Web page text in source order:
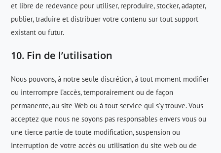
et libre de redevance pour utiliser, reproduire, stocker, adapter,
publier, traduire et distribuer votre contenu sur tout support
existant ou futur.
10. Fin de l’utilisation
Nous pouvons, à notre seule discrétion, à tout moment modifier
ou interrompre l’accès, temporairement ou de façon
permanente, au site Web ou à tout service qui s’y trouve. Vous
acceptez que nous ne soyons pas responsables envers vous ou
une tierce partie de toute modification, suspension ou
interruption de votre accès ou utilisation du site web ou de